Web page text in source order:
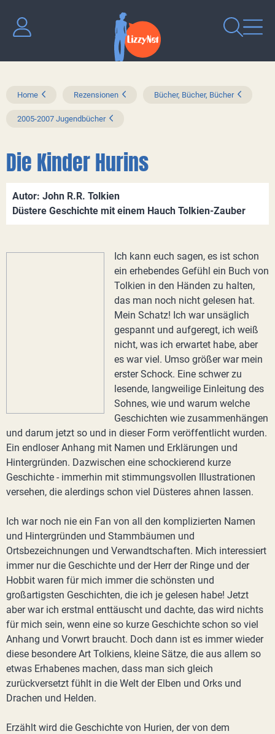
Home Rezensionen Bücher, Bücher, Bücher
2005-2007 Jugendbücher
Die Kinder Hurins
Autor: John R.R. Tolkien
Düstere Geschichte mit einem Hauch Tolkien-Zauber
Ich kann euch sagen, es ist schon
ein erhebendes Gefühl ein Buch von
Tolkien in den Händen zu halten,
das man noch nicht gelesen hat.
Mein Schatz! Ich war unsäglich
gespannt und aufgeregt, ich weiß
nicht, was ich erwartet habe, aber
es war viel. Umso größer war mein
erster Schock. Eine schwer zu
lesende, langweilige Einleitung des
Sohnes, wie und warum welche
Geschichten wie zusammenhängen
und darum jetzt so und in dieser Form veröffentlicht wurden.
Ein endloser Anhang mit Namen und Erklärungen und
Hintergründen. Dazwischen eine schockierend kurze
Geschichte - immerhin mit stimmungsvollen Illustrationen
versehen, die alerdings schon viel Düsteres ahnen lassen.
Ich war noch nie ein Fan von all den komplizierten Namen
und Hintergründen und Stammbäumen und
Ortsbezeichnungen und Verwandtschaften. Mich interessiert
immer nur die Geschichte und der Herr der Ringe und der
Hobbit waren für mich immer die schönsten und
großartigsten Geschichten, die ich je gelesen habe! Jetzt
aber war ich erstmal enttäuscht und dachte, das wird nichts
für mich sein, wenn eine so kurze Geschichte schon so viel
Anhang und Vorwrt braucht. Doch dann ist es immer wieder
diese besondere Art Tolkiens, kleine Sätze, die aus allem so
etwas Erhabenes machen, dass man sich gleich
zurückversetzt fühlt in die Welt der Elben und Orks und
Drachen und Helden.
Erzählt wird die Geschichte von Hurien, der von dem